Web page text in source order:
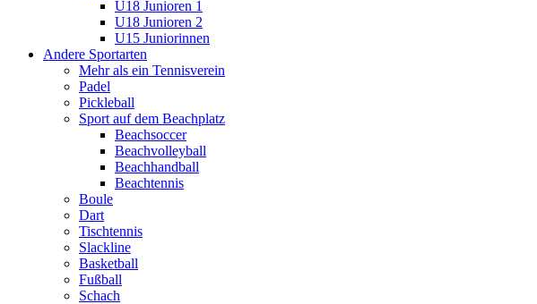
U18 Junioren 1
U18 Junioren 2
U15 Juniorinnen
Andere Sportarten
Mehr als ein Tennisverein
Padel
Pickleball
Sport auf dem Beachplatz
Beachsoccer
Beachvolleyball
Beachhandball
Beachtennis
Boule
Dart
Tischtennis
Slackline
Basketball
Fußball
Schach